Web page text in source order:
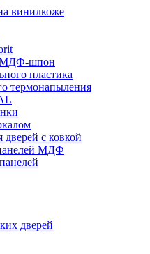
винилкоже
МДФ-шпон
пластика
термонапыления
дверей с ковкой
МДФ
дверей